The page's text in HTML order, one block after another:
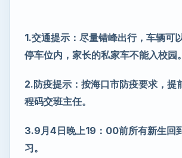
1.交通提示：尽量错峰出行，车辆可
停车位内，家长的私家车不能入校园。
2.防疫提示：按海口市防疫要求，提
程码交班主任。
3.9月4日晚上19：00前所有新生回
习。